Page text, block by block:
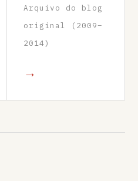
Arquivo do blog
original (2009–
2014)
→